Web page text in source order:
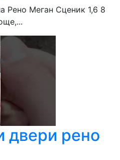
Рено Меган Сценик 1,6 8
двери рено